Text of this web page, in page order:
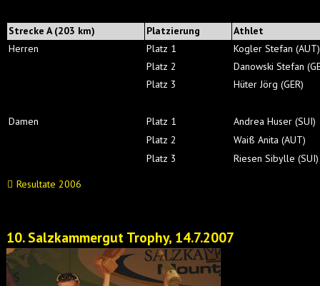
Strecke A (203 km) Platzierung
Athlet
Herren
Platz 1
Kogler Stefan (AUT)
Platz 2
Danowski Stefan
Platz 3
Hüter Jörg (GER)
Damen Platz 1
Andrea Huser (SUI)
Platz 2
Waiß Anita (AUT)
Platz 3
Riesen Sibylle (SUI)
Resultate 2006
10. Salzkammergut Trophy, 14.7.2007